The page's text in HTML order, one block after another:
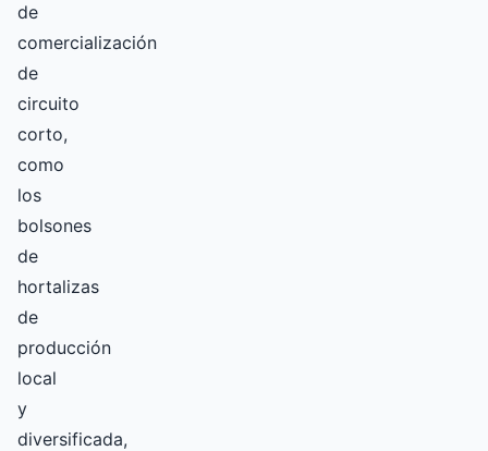
de
comercialización
de
circuito
corto,
como
los
bolsones
de
hortalizas
de
producción
local
y
diversificada,